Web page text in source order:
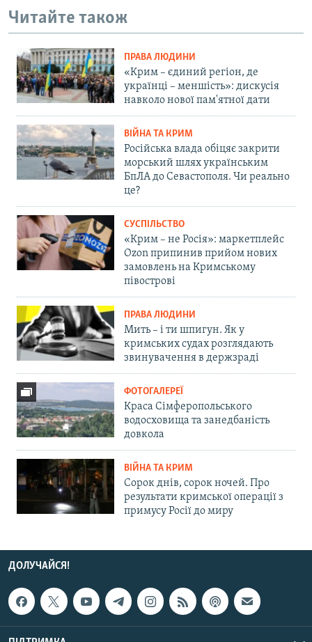
Читайте також
ПРАВА ЛЮДИНИ
«Крим – єдиний регіон, де
українці – меншість»: дискусія
навколо нової пам'ятної дати
ВІЙНА ТА КРИМ
Російська влада обіцяє закрити
морський шлях українським
БпЛА до Севастополя. Чи реально
це?
СУСПІЛЬСТВО
«Крим – не Росія»: маркетплейс
Ozon припинив прийом нових
замовлень на Кримському
півострові
ПРАВА ЛЮДИНИ
Мить – і ти шпигун. Як у
кримських судах розглядають
звинувачення в держзраді
ФОТОГАЛЕРЕЇ
Краса Сімферопольського
водосховища та занедбаність
довкола
ВІЙНА ТА КРИМ
Сорок днів, сорок ночей. Про
результати кримської операції з
примусу Росії до миру
ДОЛУЧАЙСЯ!